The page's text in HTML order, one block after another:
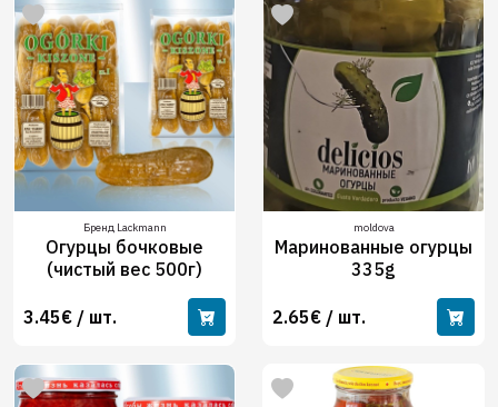
Бренд Lackmann
Огурцы бочковые
(чистый вес 500г)
3.45€ / шт.
moldova
Маринованные огурцы
335g
2.65€ / шт.